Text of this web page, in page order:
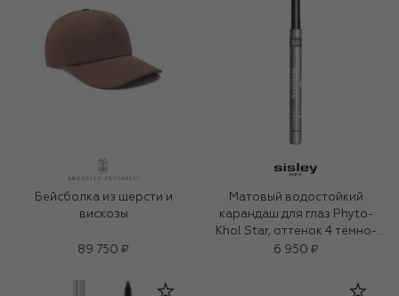
Бейсболка из шерсти и
вискозы
89 750 ₽
Матовый водостойкий
карандаш для глаз Phyto-
Khol Star, оттенок 4 тёмно-
серый (0.3g)
6 950 ₽